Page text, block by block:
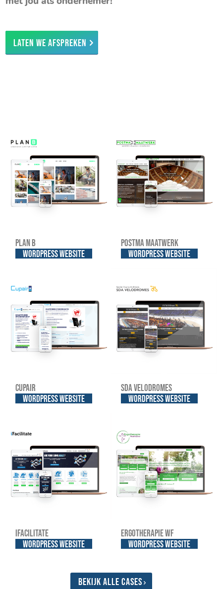
Laten we afspreken
Plan B
WordPress website
Postma Maatwerk
WordPress website
Cupair
WordPress website
SDA Velodromes
WordPress website
iFacilitate
WordPress website
Ergotherapie WF
WordPress website
Bekijk alle cases